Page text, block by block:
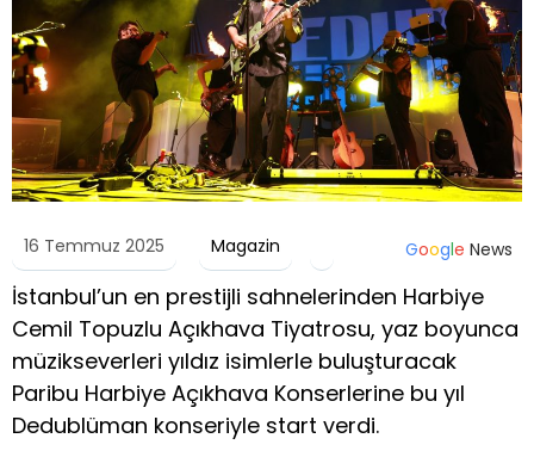
16 Temmuz 2025 Magazin Google News
İstanbul’un en prestijli sahnelerinden Harbiye
Cemil Topuzlu Açıkhava Tiyatrosu, yaz boyunca
müzikseverleri yıldız isimlerle buluşturacak
Paribu Harbiye Açıkhava Konserlerine bu yıl
Dedublüman konseriyle start verdi.